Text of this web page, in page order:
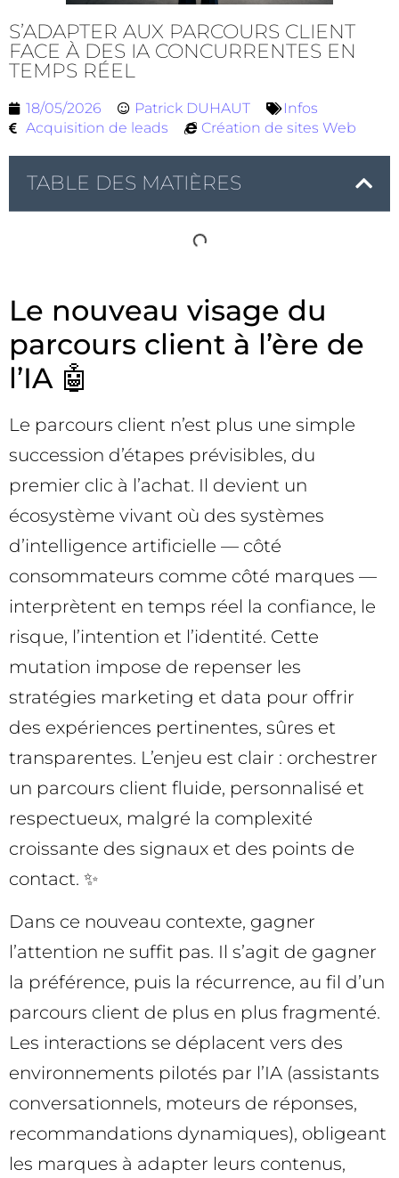
S’ADAPTER AUX PARCOURS CLIENT
FACE À DES IA CONCURRENTES EN
TEMPS RÉEL
18/05/2026 Patrick DUHAUT
Infos
Acquisition de leads
Création de sites Web
TABLE DES MATIÈRES
Le nouveau visage du
parcours client à l’ère de
l’IA 🤖
Le parcours client n’est plus une simple
succession d’étapes prévisibles, du
premier clic à l’achat. Il devient un
écosystème vivant où des systèmes
d’intelligence artificielle — côté
consommateurs comme côté marques —
interprètent en temps réel la confiance, le
risque, l’intention et l’identité. Cette
mutation impose de repenser les
stratégies marketing et data pour offrir
des expériences pertinentes, sûres et
transparentes. L’enjeu est clair : orchestrer
un parcours client fluide, personnalisé et
respectueux, malgré la complexité
croissante des signaux et des points de
contact. ✨
Dans ce nouveau contexte, gagner
l’attention ne suffit pas. Il s’agit de gagner
la préférence, puis la récurrence, au fil d’un
parcours client de plus en plus fragmenté.
Les interactions se déplacent vers des
environnements pilotés par l’IA (assistants
conversationnels, moteurs de réponses,
recommandations dynamiques), obligeant
les marques à adapter leurs contenus,